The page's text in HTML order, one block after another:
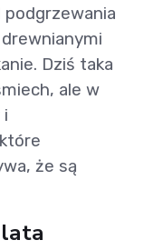
podgrzewania
Dziś taka
ale w
i
że są